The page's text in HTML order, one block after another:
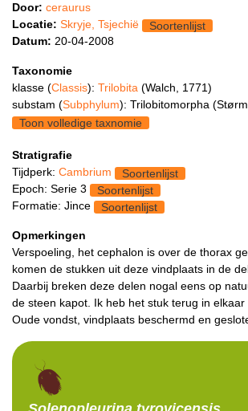
Door: ceraurus
Locatie: Skryje, Tsjechië
Soortenlijst
Datum: 20-04-2008
Taxonomie
klasse (Classis): Trilobita (Walch, 1771)
substam (Subphylum): Trilobitomorpha
Toon volledige taxnomie
Stratigrafie
Tijdperk: Cambrium
Soortenlijst
Epoch: Serie 3
Soortenlijst
Formatie: Jince
Soortenlijst
Opmerkingen
Verspoeling, het cephalon is over de thorax
komen de stukken uit deze vindplaats in de
Daarbij breken deze delen nogal eens op
de steen kapot. Ik heb het stuk terug in
Oude vondst, vindplaats beschermd en